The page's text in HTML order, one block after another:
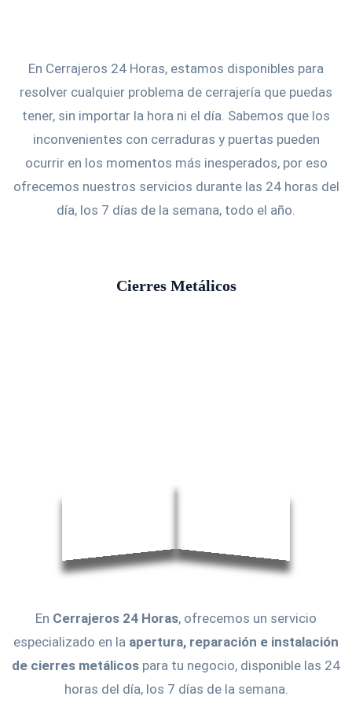
En Cerrajeros 24 Horas, estamos disponibles para
resolver cualquier problema de cerrajería que puedas
tener, sin importar la hora ni el día. Sabemos que los
inconvenientes con cerraduras y puertas pueden
ocurrir en los momentos más inesperados, por eso
ofrecemos nuestros servicios durante las 24 horas del
día, los 7 días de la semana, todo el año.
Cierres Metálicos
En Cerrajeros 24 Horas, ofrecemos un servicio
especializado en la apertura, reparación e instalación
de cierres metálicos para tu negocio, disponible las 24
horas del día, los 7 días de la semana.